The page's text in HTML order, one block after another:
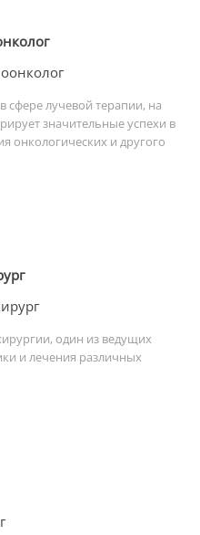
сфере лучевой терапии, на
значительные успехи в
онкологических и другого
один из ведущих
и лечения различных